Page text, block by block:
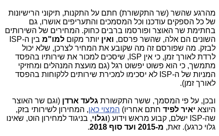
מהרגע שהשר (שר התקשורת) חתם על התקנות, תיקוני הרישיונות
של כל הספקים עודכנו וכל המסמכים והתעריפים אושרו, גם
בחתימת שר האוצר ופורסמו ברבים כחוק. המחירים של השירותים
השונים הם אלה, שהשר פרסם, ואין יותר מקום למו"מ
בין ה-ISP
לבזק. מה שפורסם זה מה שקובע את המחיר לצרכן, שלא יכול
לרדת לאורך זמן, כי אין ISP, שיסכים למכור את שירותיו בהפסד
מתמשך, כי הוא פשוט יפשוט רגל (גם מועצת המנהלים ומחזיקי
המניות של ה-ISP לא יסכימו למכירת שירותים ללקוחות בהפסד
לאורך זמן).
ובכן, על פי המסמך, ששר התקשורת גלעד ארדן (וגם שר האוצר
היוצא יאיר לפיד חתם אחריו) המצוי כאן, המחירון לשירותי בזק,
שה-ISP ישלם, קבוע מראש וידוע (
וגלוי, בניגוד למחירון הוט, שאינו
גלוי כרגע). זאת, מ-2015 ועד סוף 2018 .